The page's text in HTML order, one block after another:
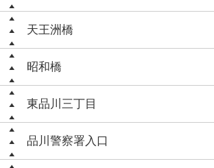
天王洲橋
昭和橋
東品川三丁目
品川警察署入口